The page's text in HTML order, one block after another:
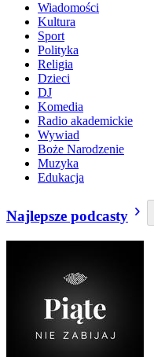
Wiadomości
Kultura
Sport
Polityka
Religia
Dzieci
DJ
Komedia
Radio akademickie
Wywiad
Boże Narodzenie
Muzyka
Edukacja
Najlepsze podcasty